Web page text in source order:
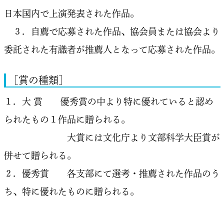
日本国内で上演発表された作品。
３．自薦で応募された作品、協会員または協会より
委託された有識者が推薦人となって応募された作品。
［賞の種類］
１．大 賞 優秀賞の中より特に優れていると認め
られたもの１作品に贈られる。
大賞には文化庁より文部科学大臣賞が
併せて贈られる。
２．優秀賞 各支部にて選考・推薦された作品のう
ち、特に優れたものに贈られる。